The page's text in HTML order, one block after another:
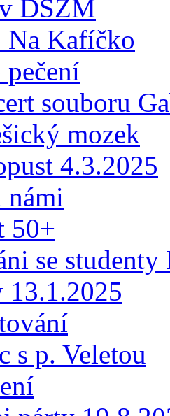
DSZM
Kafíčko
souboru
mozek
4.3.2025
námi
50+
se
13.1.2025
s p. Veletou